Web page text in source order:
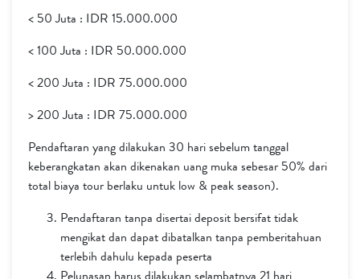
< 50 Juta : IDR 15.000.000
< 100 Juta : IDR 50.000.000
< 200 Juta : IDR 75.000.000
> 200 Juta : IDR 75.000.000
Pendaftaran yang dilakukan 30 hari sebelum tanggal
keberangkatan akan dikenakan uang muka sebesar 50% dari
total biaya tour berlaku untuk low & peak season).
Pendaftaran tanpa disertai deposit bersifat tidak
mengikat dan dapat dibatalkan tanpa pemberitahuan
terlebih dahulu kepada peserta